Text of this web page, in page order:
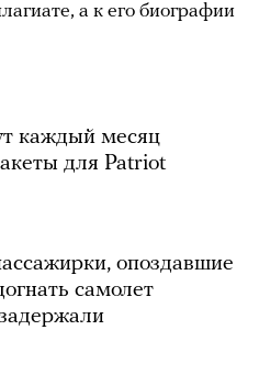
а к его биографии
каждый месяц
для Patriot
опоздавшие
самолет